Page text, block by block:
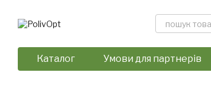
Каталог Умови для партнерів
Відгуки про магазин